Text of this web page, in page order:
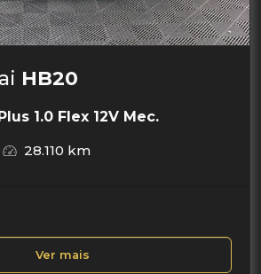
HB20
1.0 Flex 12V Mec.
28.110 km
Ver mais